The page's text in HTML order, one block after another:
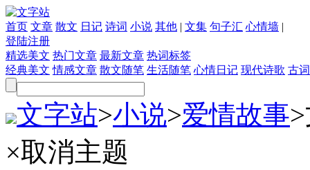
首页 文章 散文 日记 诗词 小说 其他 | 文集 句子汇 心情墙 |
登陆注册
精选美文 热门文章 最新文章 热词标签
经典美文 情感文章 散文随笔 生活随笔 心情日记 现代诗歌 古
文字站>小说>爱情故事>
×取消主题